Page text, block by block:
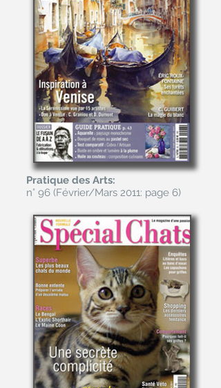
Pratique des Arts:
n° 96 (Février/Mars 2011: page 6)